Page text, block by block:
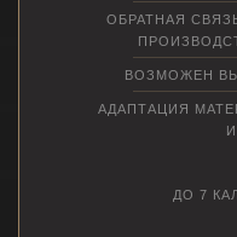
ОБРАТНАЯ
ВОЗМОЖЕН
АДАПТАЦИЯ
ДО 7